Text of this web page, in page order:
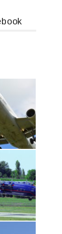
Airbus A319-114 D-AILN, Lufthansa, Франкфурт-Кишинев, 24/06/18